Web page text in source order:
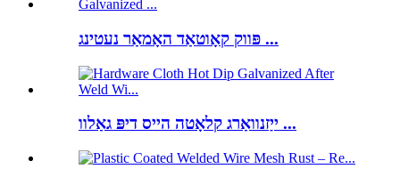
פּווק קאָוטאַד האָמאַר נעטינג ...
ייַזנוואַרג קלאָטה הייס דיפּ גאַלוו ...